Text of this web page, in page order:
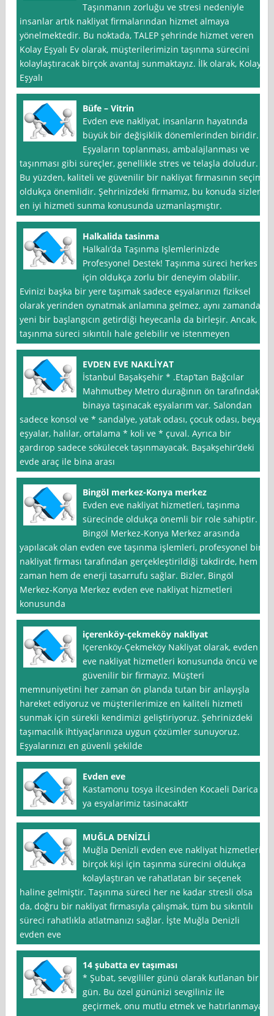
Taşınmanın zorluğu ve stresi nedeniyle
insanlar artık nakliyat firmalarından hizmet almaya
yönelmektedir. Bu noktada, TALEP şehrinde hizmet veren
Kolay Eşyalı Ev olarak, müşterilerimizin taşınma sürecini
kolaylaştıracak birçok avantaj sunmaktayız. İlk olarak, Kolay
Eşyalı
Büfe – Vitrin
Evden eve nakliyat, insanların hayatında
büyük bir değişiklik dönemlerinden biridir.
Eşyaların toplanması, ambalajlanması ve
taşınması gibi süreçler, genellikle stres ve telaşla doludur.
Bu yüzden, kaliteli ve güvenilir bir nakliyat firmasının seçimi
oldukça önemlidir. Şehrinizdeki firmamız, bu konuda sizlere
en iyi hizmeti sunma konusunda uzmanlaşmıştır.
Halkalida tasinma
Halkalı’da Taşınma Işlemlerinizde
Profesyonel Destek! Taşınma süreci herkes
için oldukça zorlu bir deneyim olabilir.
Evinizi başka bir yere taşımak sadece eşyalarınızı fiziksel
olarak yerinden oynatmak anlamına gelmez, aynı zamanda
yeni bir başlangıcın getirdiği heyecanla da birleşir. Ancak,
taşınma süreci sıkıntılı hale gelebilir ve istenmeyen
EVDEN EVE NAKLİYAT
İstanbul Başakşehir * .Etap’tan Bağcılar
Mahmutbey Metro durağının ön tarafındaki
binaya taşınacak eşyalarım var. Salondan
sadece konsol ve * sandalye, yatak odası, çocuk odası, beyaz
eşyalar, halılar, ortalama * koli ve * çuval. Ayrıca bir
gardırop sadece sökülecek taşınmayacak. Başakşehir’deki
evde araç ile bina arası
Bingöl merkez-Konya merkez
Evden eve nakliyat hizmetleri, taşınma
sürecinde oldukça önemli bir role sahiptir.
Bingöl Merkez-Konya Merkez arasında
yapılacak olan evden eve taşınma işlemleri, profesyonel bir
nakliyat firması tarafından gerçekleştirildiği takdirde, hem
zaman hem de enerji tasarrufu sağlar. Bizler, Bingöl
Merkez-Konya Merkez evden eve nakliyat hizmetleri
konusunda
içerenköy-çekmeköy nakliyat
Içerenköy-Çekmeköy Nakliyat olarak, evden
eve nakliyat hizmetleri konusunda öncü ve
güvenilir bir firmayız. Müşteri
memnuniyetini her zaman ön planda tutan bir anlayışla
hareket ediyoruz ve müşterilerimize en kaliteli hizmeti
sunmak için sürekli kendimizi geliştiriyoruz. Şehrinizdeki
taşımacılık ihtiyaçlarınıza uygun çözümler sunuyoruz.
Eşyalarınızı en güvenli şekilde
Evden eve
Kastamonu tosya ilcesinden Kocaeli Darica
ya esyalarimiz tasinacaktr
MUĞLA DENİZLİ
Muğla Denizli evden eve nakliyat hizmetleri,
birçok kişi için taşınma sürecini oldukça
kolaylaştıran ve rahatlatan bir seçenek
haline gelmiştir. Taşınma süreci her ne kadar stresli olsa
da, doğru bir nakliyat firmasıyla çalışmak, tüm bu sıkıntılı
süreci rahatlıkla atlatmanızı sağlar. İşte Muğla Denizli
evden eve
14 şubatta ev taşıması
* Şubat, sevgililer günü olarak kutlanan bir
gün. Bu özel gününizi sevgiliniz ile
geçirmek, onu mutlu etmek ve hatırlanmaya